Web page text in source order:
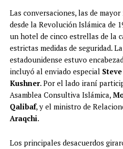
Las conversaciones, las de
desde la Revolución Islámica de
un hotel de cinco estrellas de la
estrictas medidas de seguridad.
estadounidense estuvo
incluyó al enviado especial
Kushner. Por el lado iraní
Asamblea Consultiva Islámica,
Qalibaf, y el ministro de
Araqchi.
Los principales desacuerdos